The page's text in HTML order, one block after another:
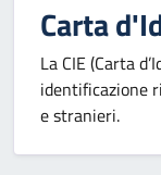
Carta
La CIE (Carta
identificazione
e stranieri.